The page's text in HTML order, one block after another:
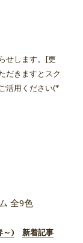
せします。[更
だきますとスク
活用ください(*
全9色
～) 新着記事